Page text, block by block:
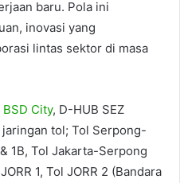
baru. Pola ini
inovasi yang
lintas sektor di masa
BSD City, D-HUB SEZ
tol; Tol Serpong-
1B, Tol Jakarta-Serpong
1, Tol JORR 2 (Bandara